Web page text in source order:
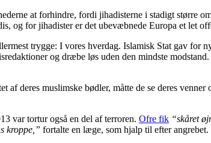
at forhindre, fordi jihadisterne i stadigt større
og for jihadister er det ubevæbnede Europa et let
trygge: I vores hverdag. Islamisk Stat gav for
og dræbe løs uden den mindste
af deres muslimske bødler, måtte de se deres
var tortur også en del af terroren. Ofre fik “skåret
kroppe,” fortalte en læge, som hjalp til efter angrebet.